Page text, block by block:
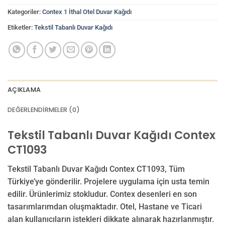
Kategoriler: Contex 1 İthal Otel Duvar Kağıdı
Etiketler: Tekstil Tabanlı Duvar Kağıdı
AÇIKLAMA
DEĞERLENDIRMELER (0)
Tekstil Tabanlı Duvar Kağıdı Contex
CT1093
Tekstil Tabanlı Duvar Kağıdı Contex CT1093, Tüm
Türkiye’ye gönderilir. Projelere uygulama için usta temin
edilir. Ürünlerimiz stokludur. Contex desenleri en son
tasarımlarımdan oluşmaktadır. Otel, Hastane ve Ticari
alan kullanıcıların istekleri dikkate alınarak hazırlanmıştır.